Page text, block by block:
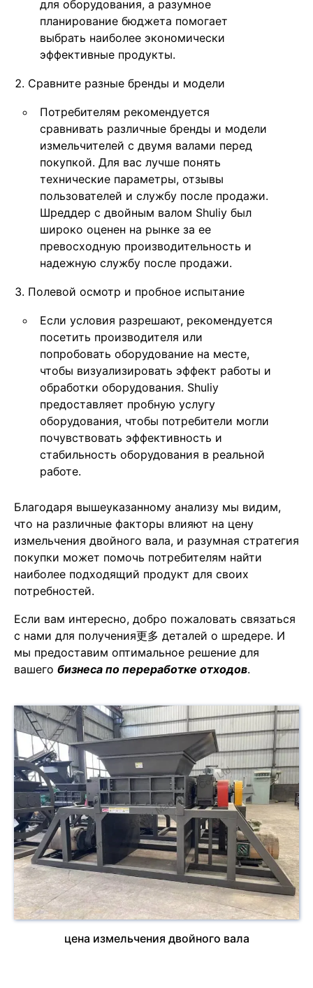
для оборудования, а разумное
планирование бюджета помогает
выбрать наиболее экономически
эффективные продукты.
Сравните разные бренды и модели
Потребителям рекомендуется
сравнивать различные бренды и модели
измельчителей с двумя валами перед
покупкой. Для вас лучше понять
технические параметры, отзывы
пользователей и службу после продажи.
Шреддер с двойным валом Shuliy был
широко оценен на рынке за ее
превосходную производительность и
надежную службу после продажи.
Полевой осмотр и пробное испытание
Если условия разрешают, рекомендуется
посетить производителя или
попробовать оборудование на месте,
чтобы визуализировать эффект работы и
обработки оборудования. Shuliy
предоставляет пробную услугу
оборудования, чтобы потребители могли
почувствовать эффективность и
стабильность оборудования в реальной
работе.
Благодаря вышеуказанному анализу мы видим,
что на различные факторы влияют на цену
измельчения двойного вала, и разумная стратегия
покупки может помочь потребителям найти
наиболее подходящий продукт для своих
потребностей.
Если вам интересно, добро пожаловать связаться
с нами для получения更多 деталей о шредере. И
мы предоставим оптимальное решение для
вашего бизнеса по переработке отходов.
цена измельчения двойного вала